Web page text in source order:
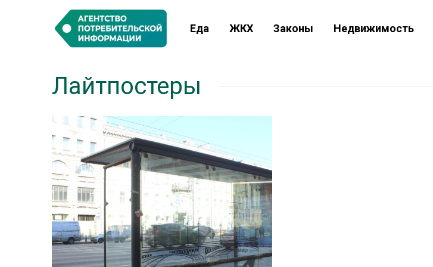
Еда ЖКХ Законы Недвижимость
Лайтпостеры